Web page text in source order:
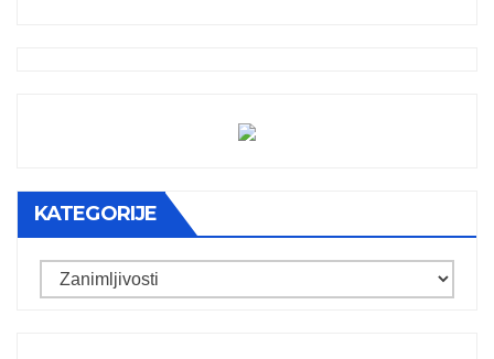
KATEGORIJE
Kategorije